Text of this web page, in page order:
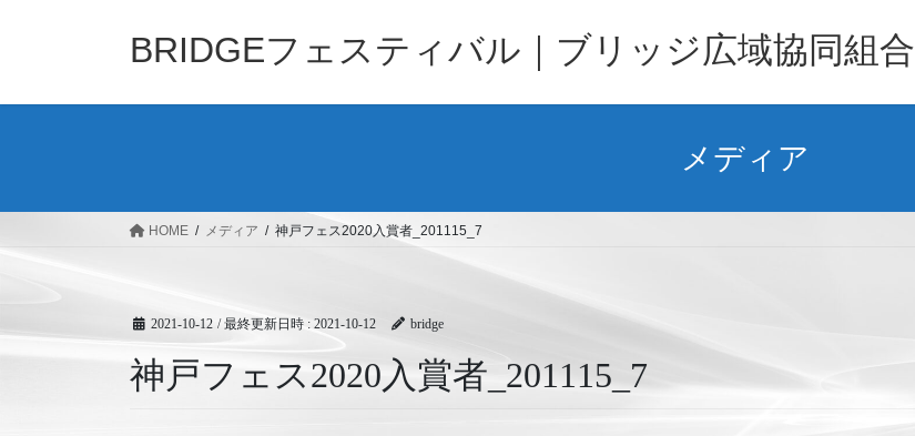
プ
動
BRIDGEフェスティバル｜ブリッジ広域協同組合
メディア
HOME メディア 神戸フェス2020入賞者_201115_7
2021-10-12 / 最終更新日時 : 2021-10-12 bridge
神戸フェス2020入賞者_201115_7